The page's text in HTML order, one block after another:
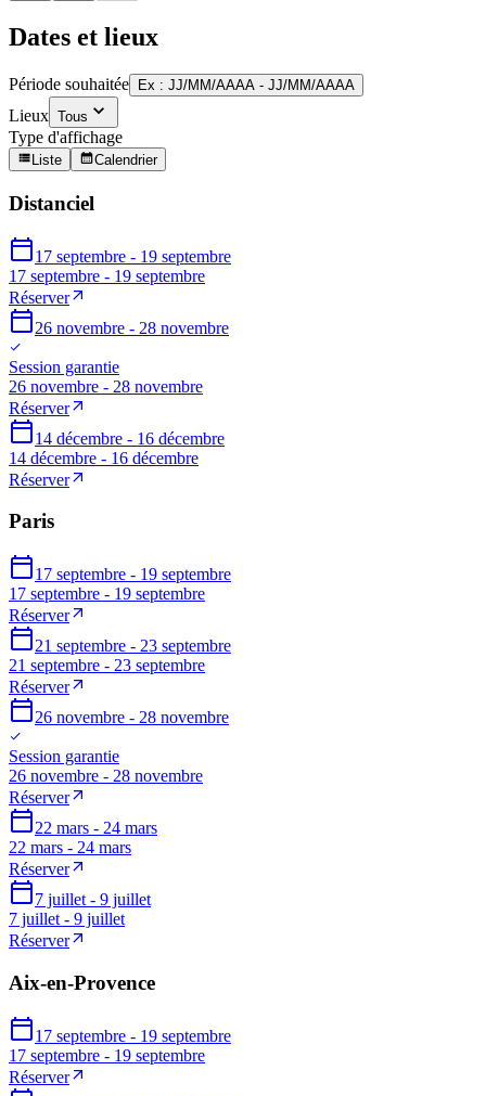
Dates et lieux
Période souhaitée Ex : JJ/MM/AAAA - JJ/MM/AAAA
Lieux Tous
Type d'affichage
Liste Calendrier
Distanciel
17 septembre - 19 septembre
17 septembre - 19 septembre
Réserver
26 novembre - 28 novembre
Session garantie
26 novembre - 28 novembre
Réserver
14 décembre - 16 décembre
14 décembre - 16 décembre
Réserver
Paris
17 septembre - 19 septembre
17 septembre - 19 septembre
Réserver
21 septembre - 23 septembre
21 septembre - 23 septembre
Réserver
26 novembre - 28 novembre
Session garantie
26 novembre - 28 novembre
Réserver
22 mars - 24 mars
22 mars - 24 mars
Réserver
7 juillet - 9 juillet
7 juillet - 9 juillet
Réserver
Aix-en-Provence
17 septembre - 19 septembre
17 septembre - 19 septembre
Réserver